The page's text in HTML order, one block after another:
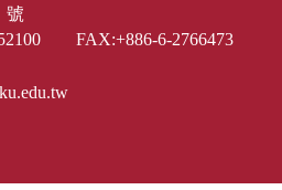
號
52100 FAX:+886-6-2766473